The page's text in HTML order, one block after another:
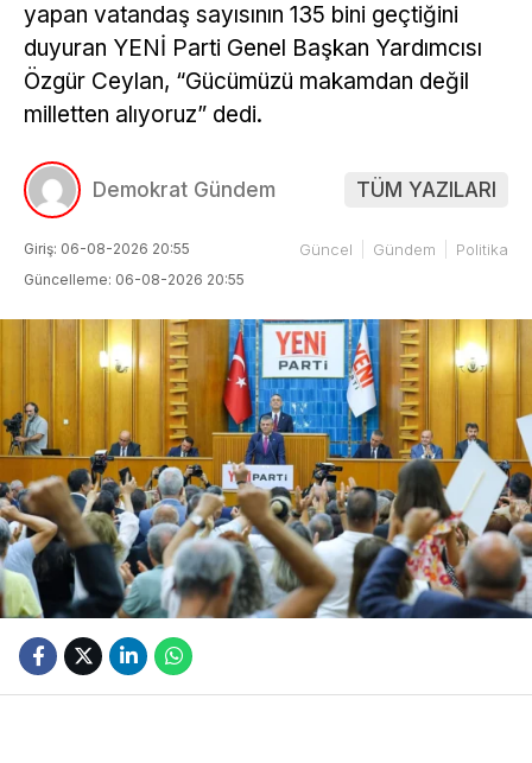
yapan vatandaş sayısının 135 bini geçtiğini
duyuran YENİ Parti Genel Başkan Yardımcısı
Özgür Ceylan, “Gücümüzü makamdan değil
milletten alıyoruz” dedi.
Demokrat Gündem TÜM YAZILARI
Giriş: 06-08-2026 20:55
Güncelleme: 06-08-2026 20:55
Güncel Gündem Politika